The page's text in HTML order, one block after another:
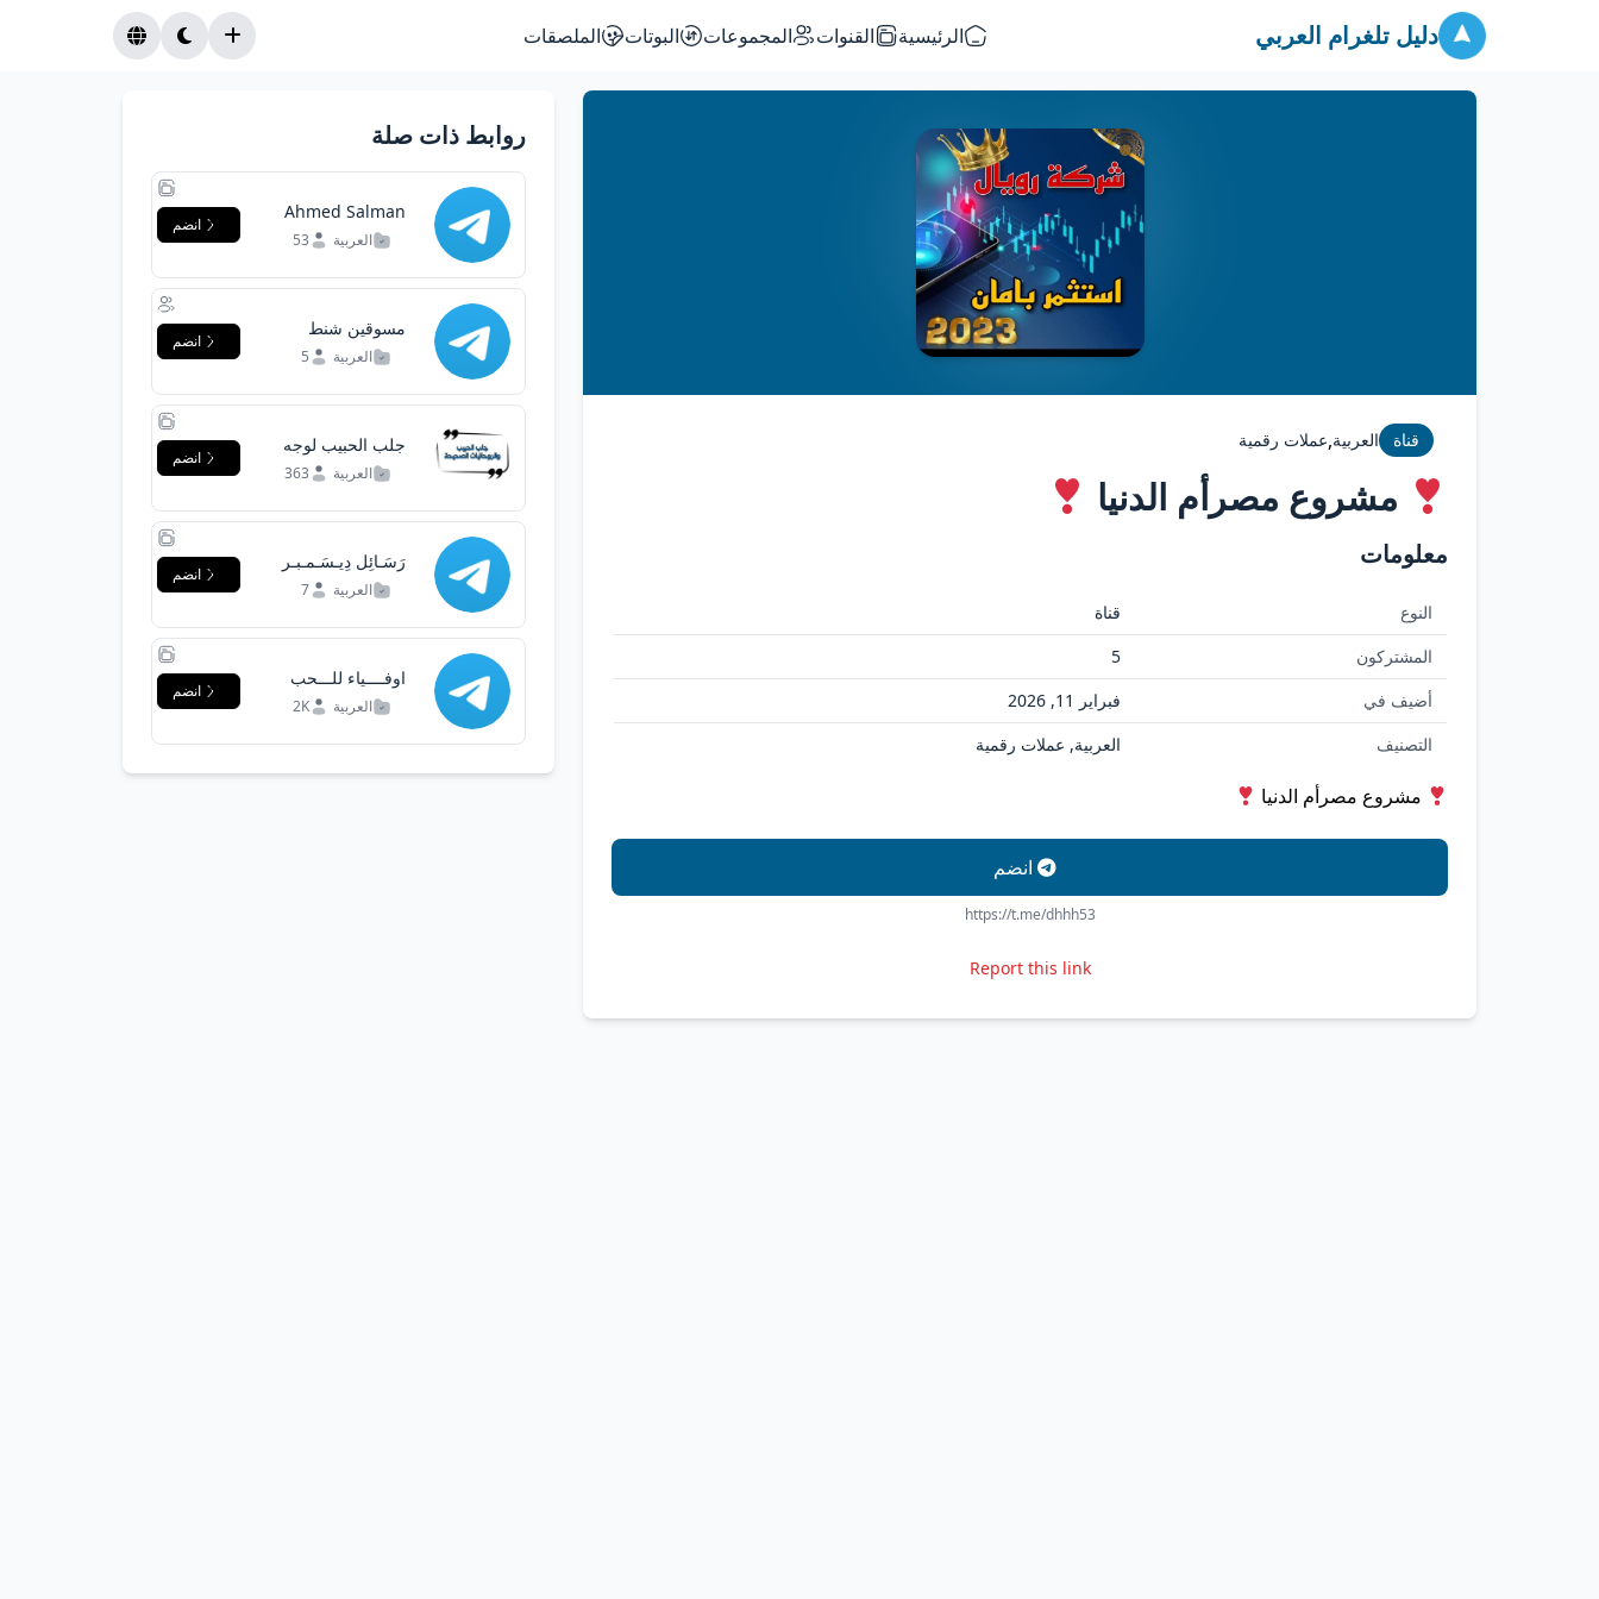
دليل تلغرام العربي الرئيسية القنوات المجموعات البوتات الملصقات
قناة العربية,عملات رقمية
مشروع مصرأم الدنيا
معلومات
النوع
قناة
المشتركون
5
أضيف في
فبراير 11, 2026
التصنيف
العربية, عملات رقمية
مشروع مصرأم الدنيا
انضم
https://t.me/dhhh53
Report this link
روابط ذات صلة
Ahmed Salman
Aredaالعربية 53
انضم
مسوقين شنط
رجالى و حريمي
العربية 5
انضم
جلب الحبيب لوجه
الله العربية 363
انضم
رَسَـائِل دِيـسَـمـبـر
..>
العربية 7
انضم
اوفــــياء للـــحب
العربية 2K
انضم